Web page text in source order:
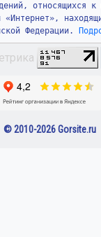
относящихся к
«Интернет»,
Федерации.
© 2010-2026 Gorsite.ru